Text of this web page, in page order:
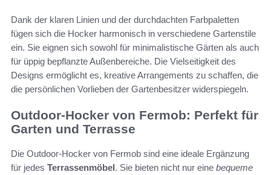
Dank der klaren Linien und der durchdachten Farbpaletten
fügen sich die Hocker harmonisch in verschiedene Gartenstile
ein. Sie eignen sich sowohl für minimalistische Gärten als auch
für üppig bepflanzte Außenbereiche. Die Vielseitigkeit des
Designs ermöglicht es, kreative Arrangements zu schaffen, die
die persönlichen Vorlieben der Gartenbesitzer widerspiegeln.
Outdoor-Hocker von Fermob: Perfekt für
Garten und Terrasse
Die Outdoor-Hocker von Fermob sind eine ideale Ergänzung
für jedes Terrassenmöbel. Sie bieten nicht nur eine bequeme